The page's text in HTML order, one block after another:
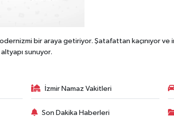
bir araya getiriyor. Şatafattan kaçınıyor
altyapı sunuyor.
İzmir Namaz Vakitleri
Son Dakika Haberleri